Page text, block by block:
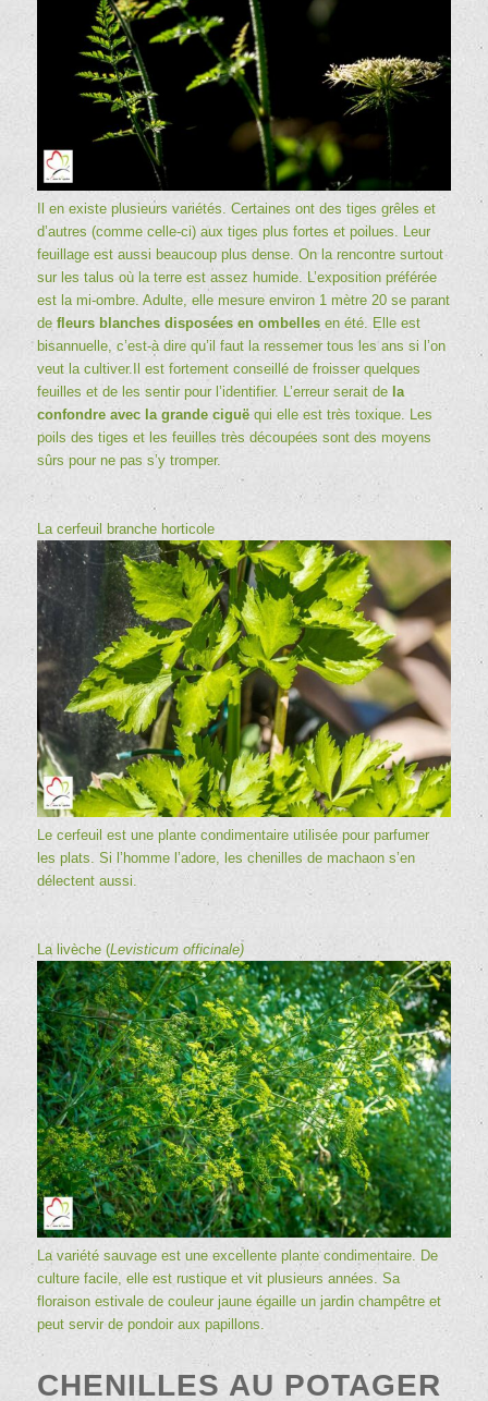
Il en existe plusieurs variétés. Certaines ont des tiges grêles et
d’autres (comme celle-ci) aux tiges plus fortes et poilues. Leur
feuillage est aussi beaucoup plus dense. On la rencontre surtout
sur les talus où la terre est assez humide. L’exposition préférée
est la mi-ombre. Adulte, elle mesure environ 1 mètre 20 se parant
de fleurs blanches disposées en ombellesen été. Elle est
bisannuelle, c’est-à dire qu’il faut la ressemer tous les ans si l’on
veut la cultiver.Il est fortement conseillé de froisser quelques
feuilles et de les sentir pour l’identifier. L’erreur serait de la
confondre avec la grande ciguëqui elle est très toxique. Les
poils des tiges et les feuilles très découpées sont des moyens
sûrs pour ne pas s’y tromper.
La cerfeuil branche horticole
Le cerfeuil est une plante condimentaire utilisée pour parfumer
les plats. Si l’homme l’adore, les chenilles de machaon s’en
délectent aussi.
La livèche (Levisticum officinale)
La variété sauvage est une excellente plante condimentaire. De
culture facile, elle est rustique et vit plusieurs années. Sa
floraison estivale de couleur jaune égaille un jardin champêtre et
peut servir de pondoir aux papillons.
CHENILLES AU POTAGER